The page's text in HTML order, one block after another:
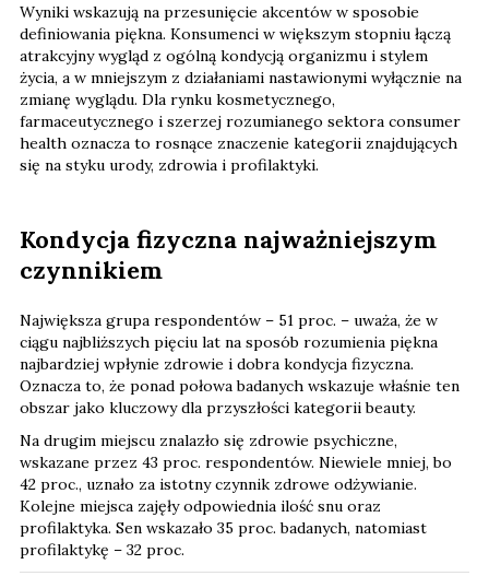
Wyniki wskazują na przesunięcie akcentów w sposobie
definiowania piękna. Konsumenci w większym stopniu łączą
atrakcyjny wygląd z ogólną kondycją organizmu i stylem
życia, a w mniejszym z działaniami nastawionymi wyłącznie na
zmianę wyglądu. Dla rynku kosmetycznego,
farmaceutycznego i szerzej rozumianego sektora consumer
health oznacza to rosnące znaczenie kategorii znajdujących
się na styku urody, zdrowia i profilaktyki.
Kondycja fizyczna najważniejszym
czynnikiem
Największa grupa respondentów – 51 proc. – uważa, że w
ciągu najbliższych pięciu lat na sposób rozumienia piękna
najbardziej wpłynie zdrowie i dobra kondycja fizyczna.
Oznacza to, że ponad połowa badanych wskazuje właśnie ten
obszar jako kluczowy dla przyszłości kategorii beauty.
Na drugim miejscu znalazło się zdrowie psychiczne,
wskazane przez 43 proc. respondentów. Niewiele mniej, bo
42 proc., uznało za istotny czynnik zdrowe odżywianie.
Kolejne miejsca zajęły odpowiednia ilość snu oraz
profilaktyka. Sen wskazało 35 proc. badanych, natomiast
profilaktykę – 32 proc.